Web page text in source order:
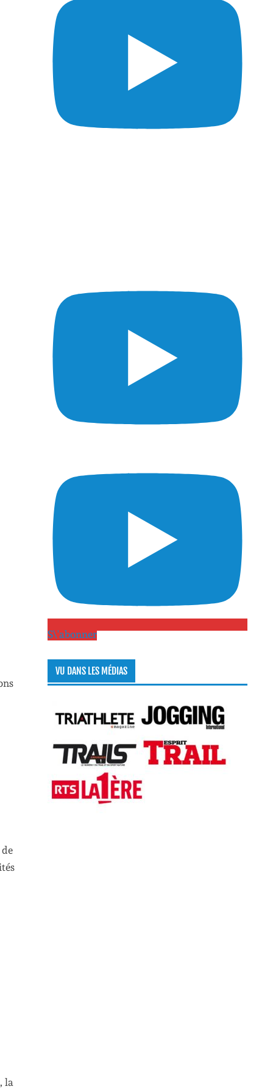
la
S\'abonner
VU DANS LES MÉDIAS